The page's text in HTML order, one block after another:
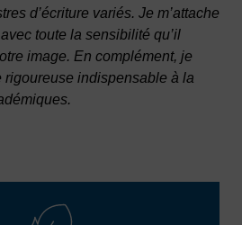
d’écriture variés. Je m’attache
toute la sensibilité qu’il
image. En complément, je
indispensable à la